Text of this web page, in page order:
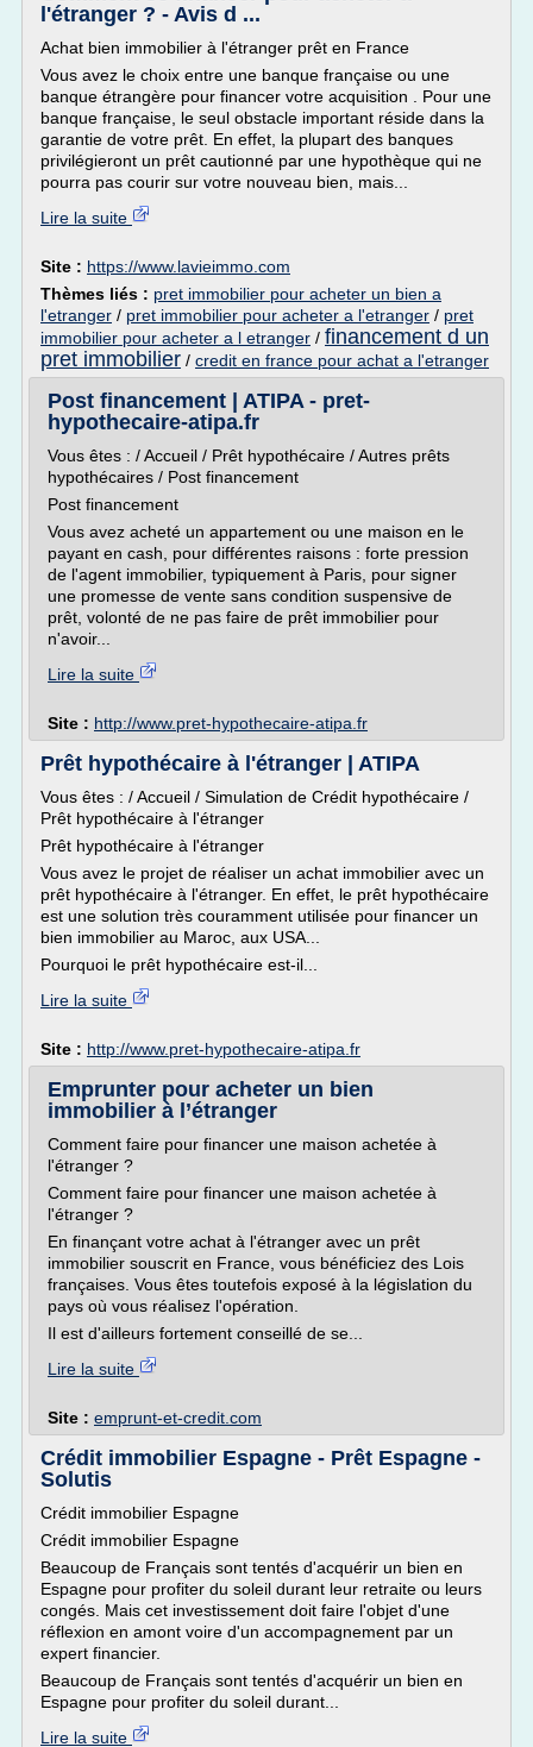
l'étranger ? - Avis d ...
Achat bien immobilier à l'étranger prêt en France
Vous avez le choix entre une banque française ou une
banque étrangère pour financer votre acquisition . Pour une
banque française, le seul obstacle important réside dans la
garantie de votre prêt. En effet, la plupart des banques
privilégieront un prêt cautionné par une hypothèque qui ne
pourra pas courir sur votre nouveau bien, mais...
Lire la suite
Site : https://www.lavieimmo.com
Thèmes liés : pret immobilier pour acheter un bien a
l'etranger / pret immobilier pour acheter a l'etranger / pret
immobilier pour acheter a l etranger / financement d un
pret immobilier / credit en france pour achat a l'etranger
Post financement | ATIPA - pret-
hypothecaire-atipa.fr
Vous êtes : / Accueil / Prêt hypothécaire / Autres prêts
hypothécaires / Post financement
Post financement
Vous avez acheté un appartement ou une maison en le
payant en cash, pour différentes raisons : forte pression
de l'agent immobilier, typiquement à Paris, pour signer
une promesse de vente sans condition suspensive de
prêt, volonté de ne pas faire de prêt immobilier pour
n'avoir...
Lire la suite
Site : http://www.pret-hypothecaire-atipa.fr
Prêt hypothécaire à l'étranger | ATIPA
Vous êtes : / Accueil / Simulation de Crédit hypothécaire /
Prêt hypothécaire à l'étranger
Prêt hypothécaire à l'étranger
Vous avez le projet de réaliser un achat immobilier avec un
prêt hypothécaire à l'étranger. En effet, le prêt hypothécaire
est une solution très couramment utilisée pour financer un
bien immobilier au Maroc, aux USA...
Pourquoi le prêt hypothécaire est-il...
Lire la suite
Site : http://www.pret-hypothecaire-atipa.fr
Emprunter pour acheter un bien
immobilier à l’étranger
Comment faire pour financer une maison achetée à
l'étranger ?
Comment faire pour financer une maison achetée à
l'étranger ?
En finançant votre achat à l'étranger avec un prêt
immobilier souscrit en France, vous bénéficiez des Lois
françaises. Vous êtes toutefois exposé à la législation du
pays où vous réalisez l'opération.
Il est d'ailleurs fortement conseillé de se...
Lire la suite
Site : emprunt-et-credit.com
Crédit immobilier Espagne - Prêt Espagne -
Solutis
Crédit immobilier Espagne
Crédit immobilier Espagne
Beaucoup de Français sont tentés d'acquérir un bien en
Espagne pour profiter du soleil durant leur retraite ou leurs
congés. Mais cet investissement doit faire l'objet d'une
réflexion en amont voire d'un accompagnement par un
expert financier.
Beaucoup de Français sont tentés d'acquérir un bien en
Espagne pour profiter du soleil durant...
Lire la suite